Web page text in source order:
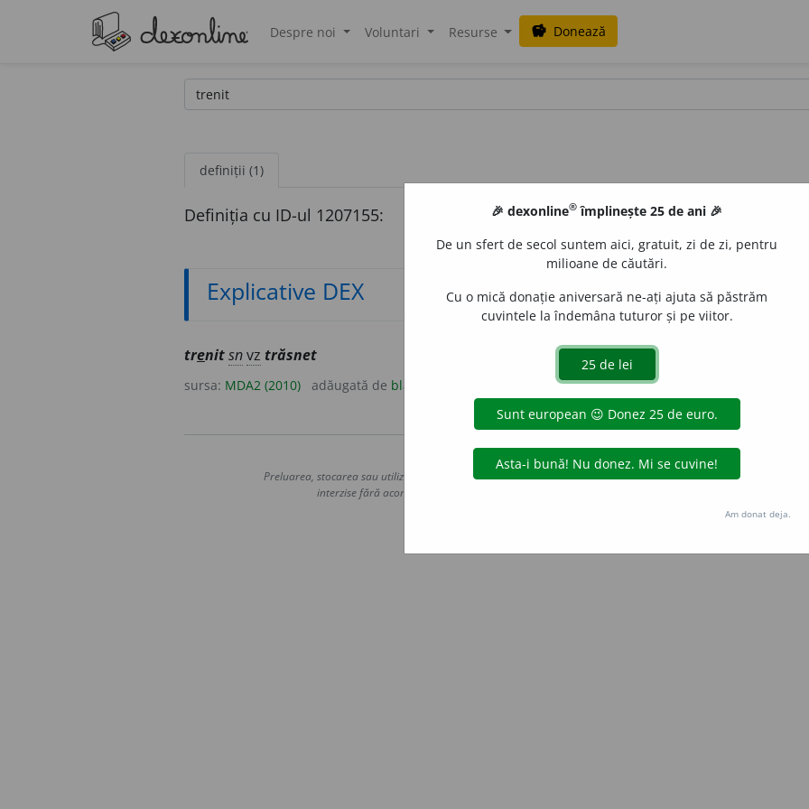
Despre noi Voluntari Resurse savings Donează
definiții (1)
Definiția cu ID-ul 1207155:
Explicative DEX
trenitsnvz trăsnet
sursa: MDA2 (2010) adăugată de blaurb.
Copyright © 2004-2026 dexonline (https://dexonline.ro)
Preluarea, stocarea sau utilizarea datelor de pe acest site, inclusiv prin orice metode de extragere automată
interzise fără acordul nostru prealabil scris, cu excepția seturilor de date oferite oficial spre utilizare
Hosterion
🎉 dexonline® împlinește 25 de ani 🎉
De un sfert de secol suntem aici, gratuit, zi de zi, pentru
milioane de căutări.
Cu o mică donație aniversară ne-ați ajuta să păstrăm
cuvintele la îndemâna tuturor și pe viitor.
Am donat deja.